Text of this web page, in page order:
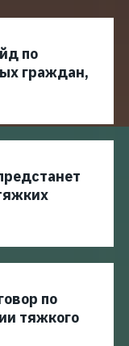
по
граждан,
по
тяжкого